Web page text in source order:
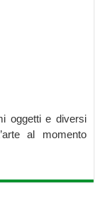
oggetti e diversi
al momento